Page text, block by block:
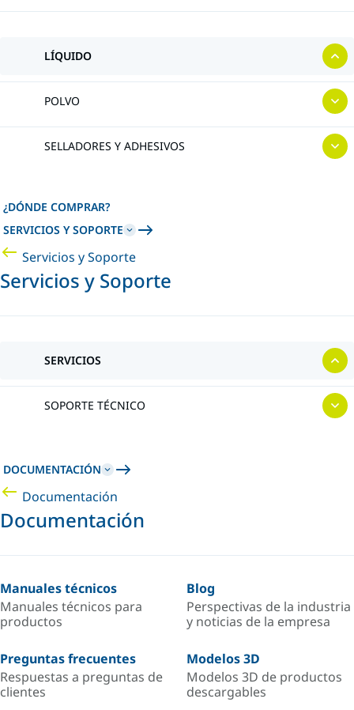
LÍQUIDO
POLVO
SELLADORES Y ADHESIVOS
¿DÓNDE COMPRAR?
SERVICIOS Y SOPORTE
Servicios y Soporte
Servicios y Soporte
SERVICIOS
SOPORTE TÉCNICO
DOCUMENTACIÓN
Documentación
Documentación
Manuales técnicos
Manuales técnicos para
productos
Blog
Perspectivas de la industria
y noticias de la empresa
Preguntas frecuentes
Respuestas a preguntas de
clientes
Modelos 3D
Modelos 3D de productos
descargables